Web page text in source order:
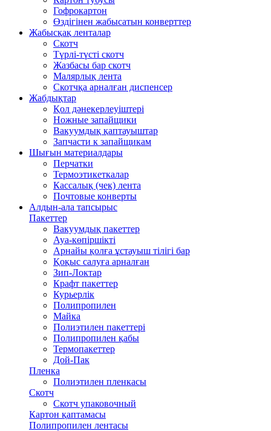
Гофрокартон
Өздігінен жабысатын конверттер
Жабысқақ ленталар
Скотч
Түрлі-түсті скотч
Жазбасы бар скотч
Малярлық лента
Скотчқа арналған диспенсер
Жабдықтар
Қол дәнекерлеуіштері
Ножные запайщики
Вакуумдық қаптауыштар
Запчасти к запайщикам
Шығын материалдары
Перчатки
Термоэтикеткалар
Кассалық (чек) лента
Почтовые конверты
Алдын-ала тапсырыс
Пакеттер
Вакуумдық пакеттер
Ауа-көпіршікті
Арнайы қолға ұстауыш тілігі бар
Қоқыс салуға арналған
Зип-Локтар
Крафт пакеттер
Курьерлік
Полипропилен
Майка
Полиэтилен пакеттері
Полипропилен қабы
Термопакеттер
Дой-Пак
Пленка
Полиэтилен пленкасы
Скотч
Скотч упаковочный
Картон қаптамасы
Полипропилен лентасы